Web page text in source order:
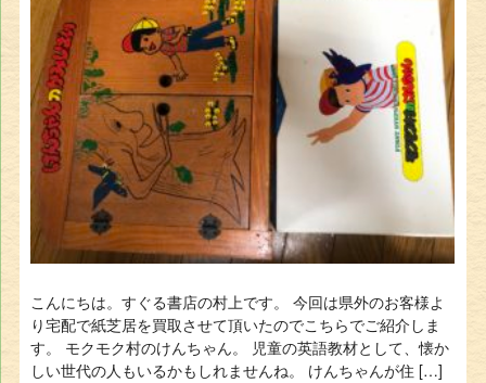
こんにちは。すぐる書店の村上です。 今回は県外のお客様よ
り宅配で紙芝居を買取させて頂いたのでこちらでご紹介しま
す。 モクモク村のけんちゃん。 児童の英語教材として、懐か
しい世代の人もいるかもしれませんね。 けんちゃんが住 […]